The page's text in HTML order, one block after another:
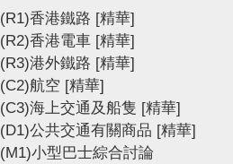
(R1)香港鐵路 [精華]
(R2)香港電車 [精華]
(R3)港外鐵路 [精華]
(C2)航空 [精華]
(C3)海上交通及船隻 [精華]
(D1)公共交通有關商品 [精華]
(M1)小型巴士綜合討論